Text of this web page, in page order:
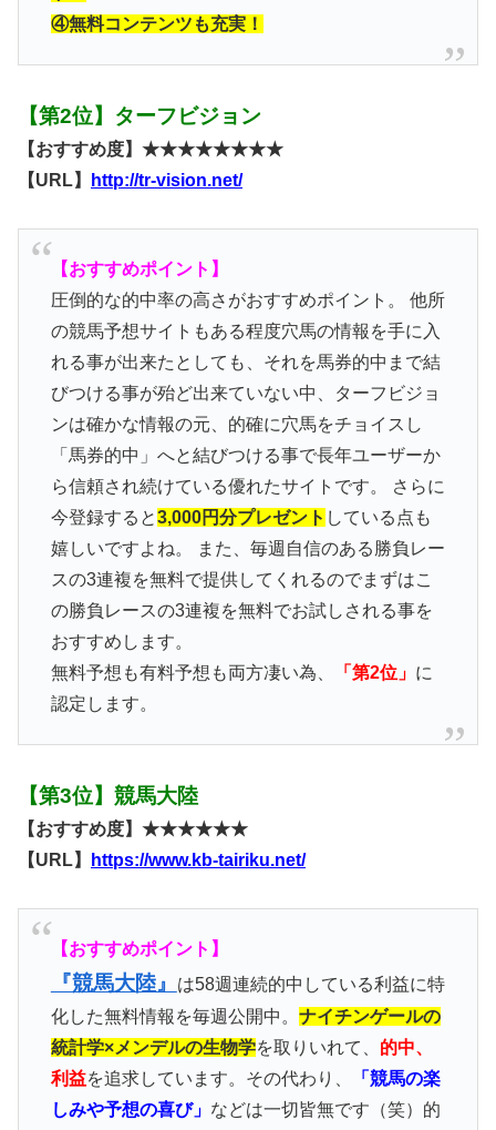
④無料コンテンツも充実！
【第2位】ターフビジョン
【おすすめ度】★★★★★★★★
【URL】
http://tr-vision.net/
【おすすめポイント】
圧倒的な的中率の高さがおすすめポイント。 他所
の競馬予想サイトもある程度穴馬の情報を手に入
れる事が出来たとしても、それを馬券的中まで結
びつける事が殆ど出来ていない中、ターフビジョ
ンは確かな情報の元、的確に穴馬をチョイスし
「馬券的中」へと結びつける事で長年ユーザーか
ら信頼され続けている優れたサイトです。 さらに
今登録すると3,000円分プレゼント している点も
嬉しいですよね。 また、毎週自信のある勝負レー
スの3連複を無料で提供してくれるのでまずはこ
の勝負レースの3連複を無料でお試しされる事を
おすすめします。
無料予想も有料予想も両方凄い為、
「第2位」 に
認定します。
【第3位】競馬大陸
【おすすめ度】★★★★★★
【URL】
https://www.kb-tairiku.net/
【おすすめポイント】
『競馬大陸』
は58週連続的中している利益に特
化した無料情報を毎週公開中。 ナイチンゲールの
統計学×メンデルの生物学を取りいれて、 的中、
利益を追求しています。その代わり、
「競馬の楽
しみや予想の喜び」 などは一切皆無です（笑）的